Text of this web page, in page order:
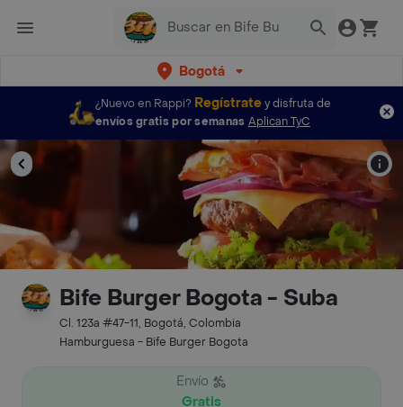
Bogotá
¿Nuevo en Rappi? Regístratey disfruta de
envíos gratis por semanas Aplican TyC
Bife Burger Bogota - Suba
Cl. 123a #47-11, Bogotá, Colombia
Hamburguesa - Bife Burger Bogota
Envío
Gratis